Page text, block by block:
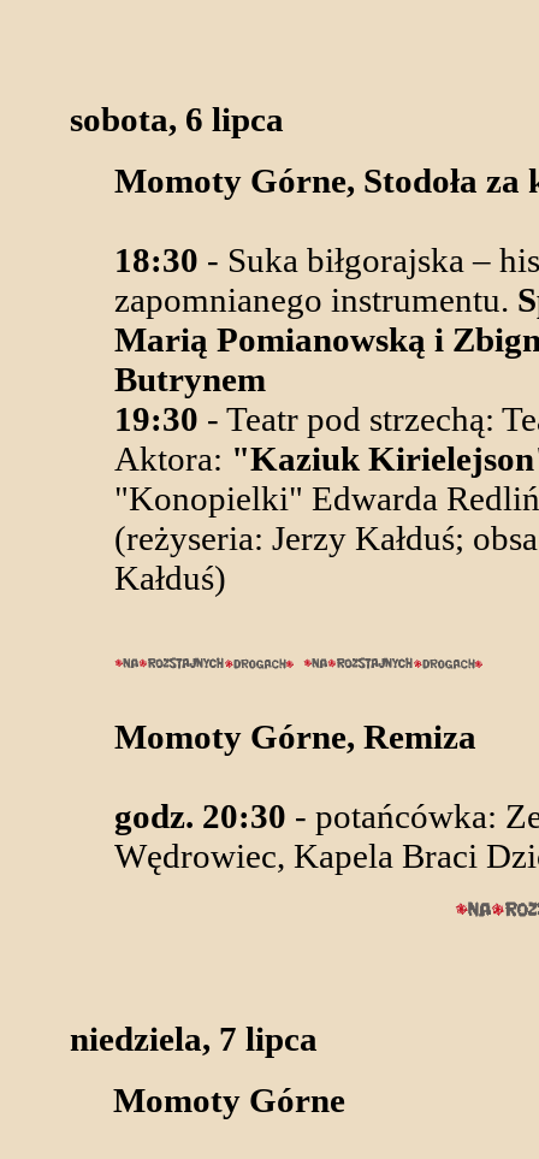
sobota, 6 lipca
Momoty Górne, Stodoła za
18:30 - Suka biłgorajska –
zapomnianego instrumentu.
Marią Pomianowską i
Butrynem
19:30 - Teatr pod strzechą:
Aktora: "Kaziuk
"Konopielki" Edwarda
(reżyseria: Jerzy Kałduś;
Kałduś)
Momoty Górne, Remiza
godz. 20:30 - potańcówka:
Wędrowiec, Kapela Braci
niedziela, 7 lipca
Momoty Górne